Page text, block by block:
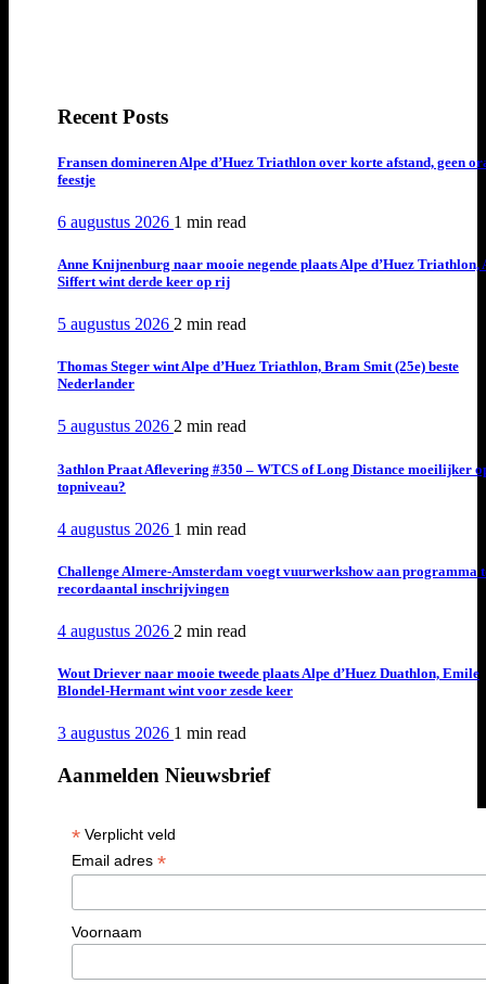
Recent Posts
Fransen domineren Alpe d’Huez Triathlon over korte afstand, geen
feestje
6 augustus 2026 1 min read
Anne Knijnenburg naar mooie negende plaats Alpe d’Huez Triathlon,
Siffert wint derde keer op rij
5 augustus 2026 2 min read
Thomas Steger wint Alpe d’Huez Triathlon, Bram Smit (25e) beste
Nederlander
5 augustus 2026 2 min read
3athlon Praat Aflevering #350 – WTCS of Long Distance moeilijker
topniveau?
4 augustus 2026 1 min read
Challenge Almere-Amsterdam voegt vuurwerkshow aan programma
recordaantal inschrijvingen
4 augustus 2026 2 min read
Wout Driever naar mooie tweede plaats Alpe d’Huez Duathlon, Emile
Blondel-Hermant wint voor zesde keer
3 augustus 2026 1 min read
Aanmelden Nieuwsbrief
*Verplicht veld
Email adres *
Voornaam